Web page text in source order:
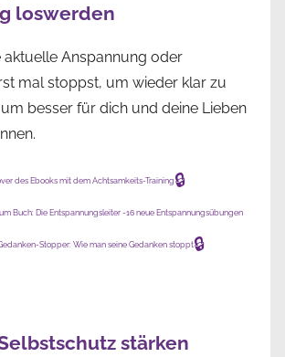
loswerden
aktuelle Anspannung oder
mal stoppst, um wieder klar zu
besser für dich und deine Lieben
🔒
🔒
stärken